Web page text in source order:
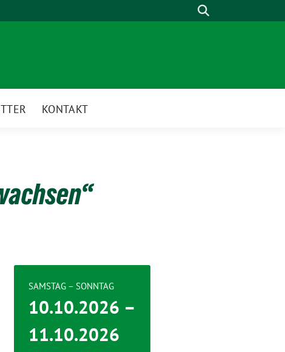
Suche
KONTAKT
SAMSTAG – SONNTAG
10.10.2026 –
11.10.2026